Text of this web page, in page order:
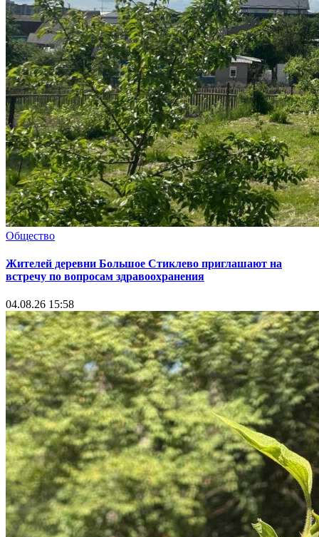
Общество
Жителей деревни Большое Стиклево приглашают на
встречу по вопросам здравоохранения
04.08.26 15:58